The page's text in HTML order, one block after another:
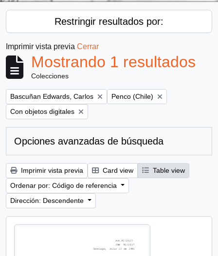
Restringir resultados por:
Imprimir vista previa Cerrar
Mostrando 1 resultados
Colecciones
Remove filter:
Bascuñan Edwards, Carlos Remove filter:
Penco (Chile)
Remove filter:
Con objetos digitales
Opciones avanzadas de búsqueda
Imprimir vista previa Card view
Table view
Ordenar por: Código de referencia
Dirección: Descendente